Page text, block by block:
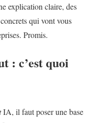
explication claire, des
qui vont vous
Promis.
: c’est quoi
IA, il faut poser une base